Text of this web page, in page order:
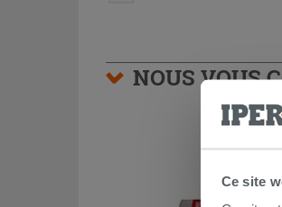
Ce site
NOUS VOUS